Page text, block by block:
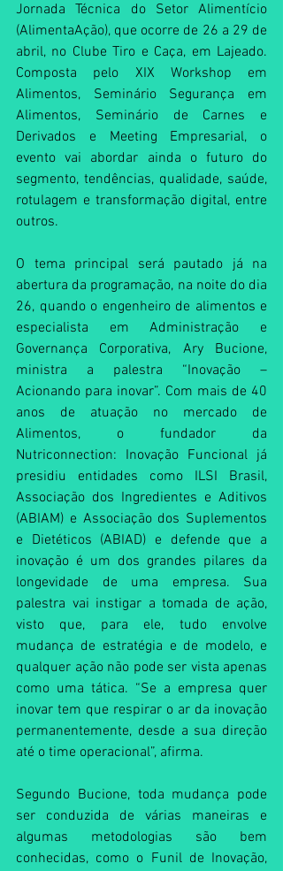
Jornada Técnica do Setor Alimentício
(AlimentaAção), que ocorre de 26 a 29 de
abril, no Clube Tiro e Caça, em Lajeado.
Composta pelo XIX Workshop em
Alimentos, Seminário Segurança em
Alimentos, Seminário de Carnes e
Derivados e Meeting Empresarial, o
evento vai abordar ainda o futuro do
segmento, tendências, qualidade, saúde,
rotulagem e transformação digital, entre
outros.
O tema principal será pautado já na
abertura da programação, na noite do dia
26, quando o engenheiro de alimentos e
especialista em Administração e
Governança Corporativa, Ary Bucione,
ministra a palestra “Inovação –
Acionando para inovar”. Com mais de 40
anos de atuação no mercado de
Alimentos, o fundador da
Nutriconnection: Inovação Funcional já
presidiu entidades como ILSI Brasil,
Associação dos Ingredientes e Aditivos
(ABIAM) e Associação dos Suplementos
e Dietéticos (ABIAD) e defende que a
inovação é um dos grandes pilares da
longevidade de uma empresa. Sua
palestra vai instigar a tomada de ação,
visto que, para ele, tudo envolve
mudança de estratégia e de modelo, e
qualquer ação não pode ser vista apenas
como uma tática. “Se a empresa quer
inovar tem que respirar o ar da inovação
permanentemente, desde a sua direção
até o time operacional”, afirma.
Segundo Bucione, toda mudança pode
ser conduzida de várias maneiras e
algumas metodologias são bem
conhecidas, como o Funil de Inovação,